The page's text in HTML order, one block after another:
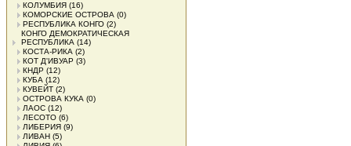
КОЛУМБИЯ (16)
КОМОРСКИЕ ОСТРОВА (0)
РЕСПУБЛИКА КОНГО (2)
КОНГО ДЕМОКРАТИЧЕСКАЯ
РЕСПУБЛИКА (14)
КОСТА-РИКА (2)
КОТ Д'ИВУАР (3)
КНДР (12)
КУБА (12)
КУВЕЙТ (2)
ОСТРОВА КУКА (0)
ЛАОС (12)
ЛЕСОТО (6)
ЛИБЕРИЯ (9)
ЛИВАН (5)